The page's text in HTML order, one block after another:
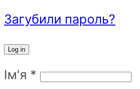
Загубили пароль?
Log in
Ім'я *